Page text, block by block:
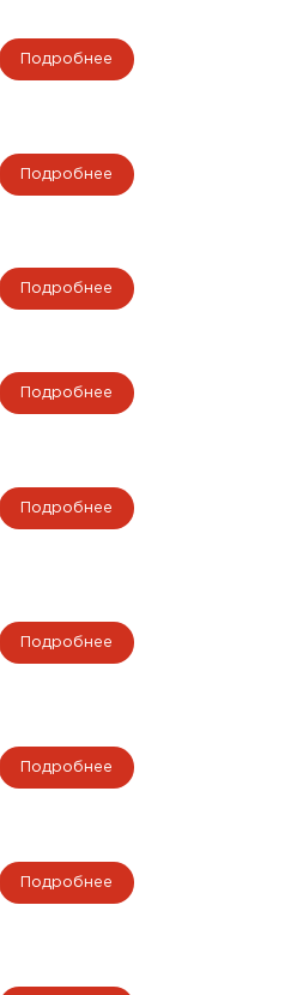
Подробнее
Подробнее
Подробнее
Подробнее
Подробнее
Подробнее
Подробнее
Подробнее